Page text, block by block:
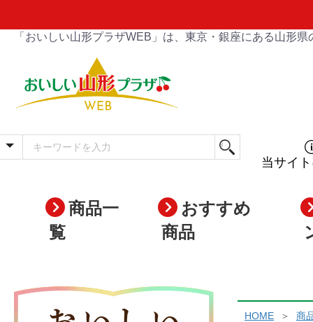
「おいしい山形プラザWEB」は、東京・銀座にある山形
当サイ
商品一
覧
おすすめ
商品
HOME 商